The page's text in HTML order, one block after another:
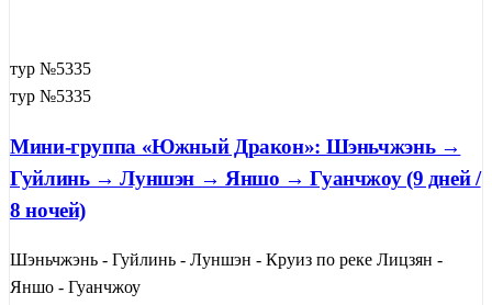
тур №5335
тур №5335
Мини-группа «Южный Дракон»: Шэньчжэнь →
Гуйлинь → Луншэн → Яншо → Гуанчжоу (9 дней /
8 ночей)
Шэньчжэнь - Гуйлинь - Луншэн - Круиз по реке Лицзян -
Яншо - Гуанчжоу